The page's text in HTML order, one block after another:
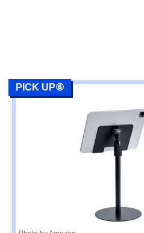
PICK UP⑥